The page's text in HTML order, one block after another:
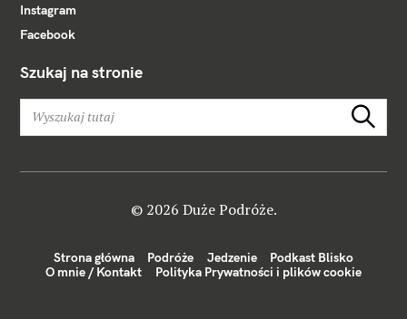
Instagram
Facebook
Szukaj na stronie
Szukaj
Strona główna Podróże Jedzenie
Podkast Blisko
O mnie / Kontakt
Polityka Prywatności i plików cookie
© 2026 Duże Podróże.